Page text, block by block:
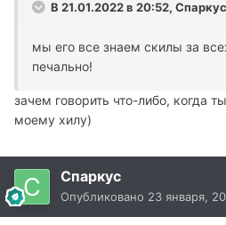
В 21.01.2022 в 20:52,
мы его все знаем скилы за
печально!
зачем говорить что-либо, когда
моему хилу)
Спаркус
Опубликовано 23 января,